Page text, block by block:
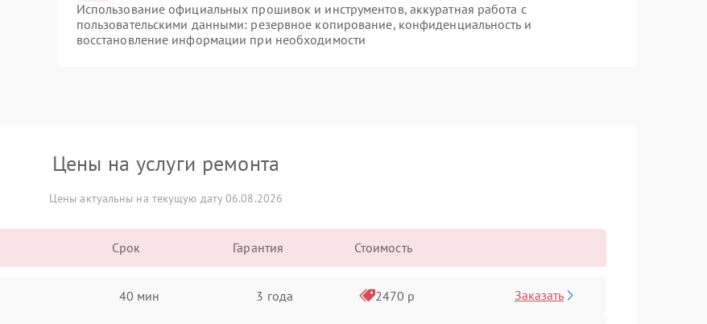
Использование официальных прошивок и инструментов, аккуратная работа с
пользовательскими данными: резервное копирование, конфиденциальность и
восстановление информации при необходимости
Цены на услуги ремонта
Цены актуальны на текущую дату 06.08.2026
Срок Гарантия Стоимость
40 мин 3 года 2470 р Заказать